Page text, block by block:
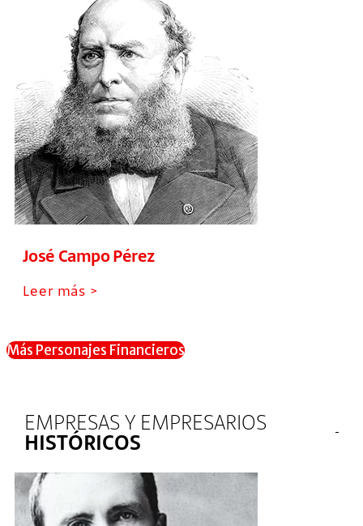
José Campo Pérez
Leer más >
Más Personajes Financieros
EMPRESAS Y EMPRESARIOS
HISTÓRICOS